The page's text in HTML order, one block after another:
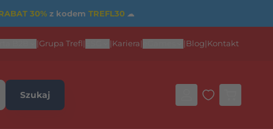
30%z kodem TREFL30 ☁
Grupa Trefl Kariera Blog Kontakt
Szukaj